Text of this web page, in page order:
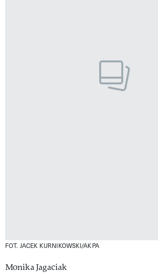
FOT. JACEK KURNIKOWSKI/AKPA
Monika Jagaciak